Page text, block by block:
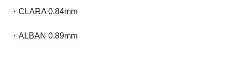
・CLARA 0.84mm
・ALBAN 0.89mm